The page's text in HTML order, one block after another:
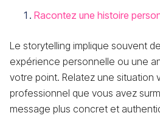
Racontez une histoire
Le storytelling implique souvent
expérience personnelle ou une
votre point. Relatez une situation
professionnel que vous avez
message plus concret et